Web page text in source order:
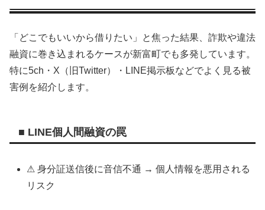
「どこでもいいから借りたい」と焦った結果、詐欺や違法
融資に巻き込まれるケースが新富町でも多発しています。
特に5ch・X（旧Twitter）・LINE掲示板などでよく見る被
害例を紹介します。
■ LINE個人間融資の罠
⚠ 身分証送信後に音信不通 → 個人情報を悪用される
リスク